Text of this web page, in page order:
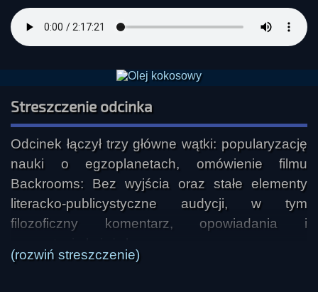
Filmotekarium - Backrooms. Bez wyjścia
00:53:05
Słowne interludium 01:21:42
Wakacyjna audycja bez tytułu i Góra Ossona
Słowne interludium 01:52:30
Z archiwum ABW 01:53:28
Słowo na dobranoc 02:15:56
Streszczenie odcinka
Odcinek łączył trzy główne wątki: popularyzację
nauki o egzoplanetach, omówienie filmu
Backrooms: Bez wyjścia oraz stałe elementy
literacko-publicystyczne audycji, w tym
filozoficzny komentarz, opowiadania i
(rozwiń streszczenie)